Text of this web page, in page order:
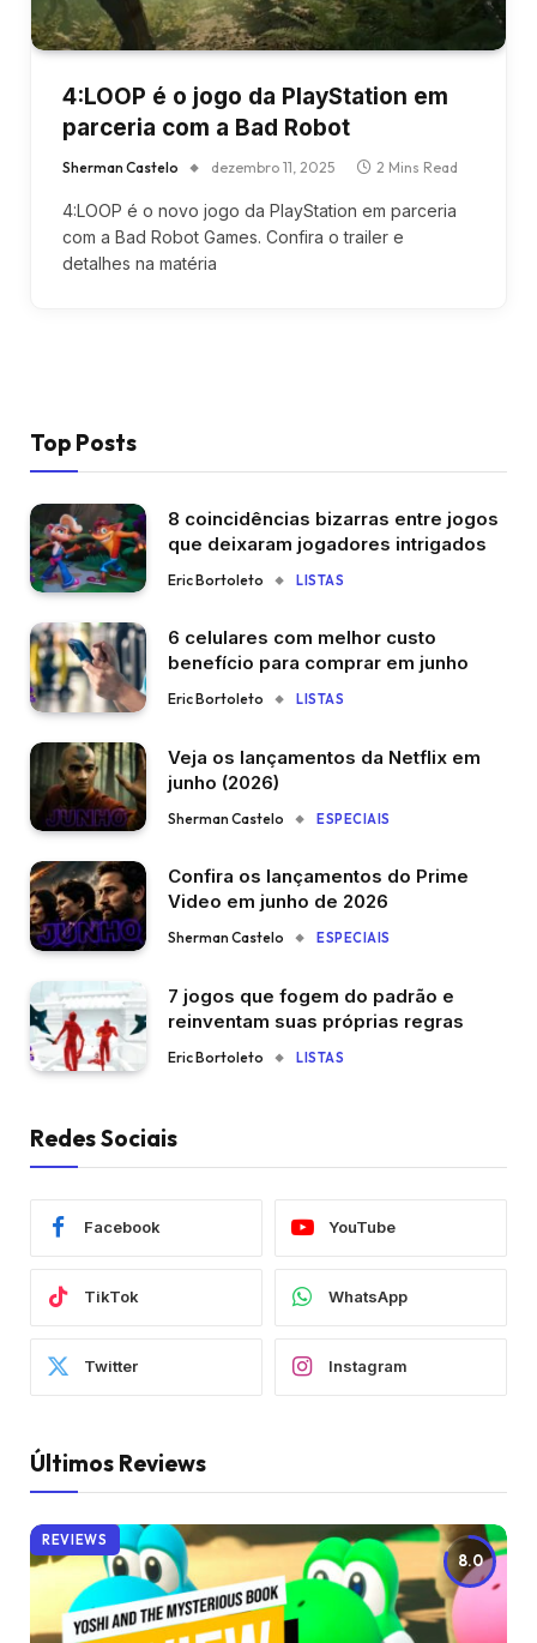
4:LOOP é o jogo da PlayStation em
parceria com a Bad Robot
Sherman Castelo dezembro 11, 2025 2 Mins Read
4:LOOP é o novo jogo da PlayStation em parceria
com a Bad Robot Games. Confira o trailer e
detalhes na matéria
Top Posts
8 coincidências bizarras entre jogos
que deixaram jogadores intrigados
Eric Bortoleto LISTAS
6 celulares com melhor custo
benefício para comprar em junho
Eric Bortoleto LISTAS
Veja os lançamentos da Netflix em
junho (2026)
Sherman Castelo ESPECIAIS
Confira os lançamentos do Prime
Video em junho de 2026
Sherman Castelo ESPECIAIS
7 jogos que fogem do padrão e
reinventam suas próprias regras
Eric Bortoleto LISTAS
Redes Sociais
Facebook YouTube
TikTok WhatsApp
Twitter Instagram
Últimos Reviews
8.0
REVIEWS